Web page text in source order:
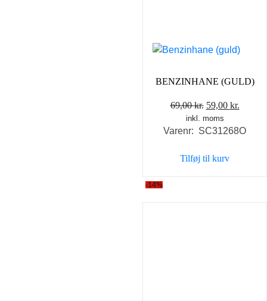
BENZINHANE (GULD)
69,00kr. Den
oprindelige
pris
69,00 kr..
59,00 kr.
pris
inkl. moms
Varenr: SC31268O
Tilføj til kurv
-14%